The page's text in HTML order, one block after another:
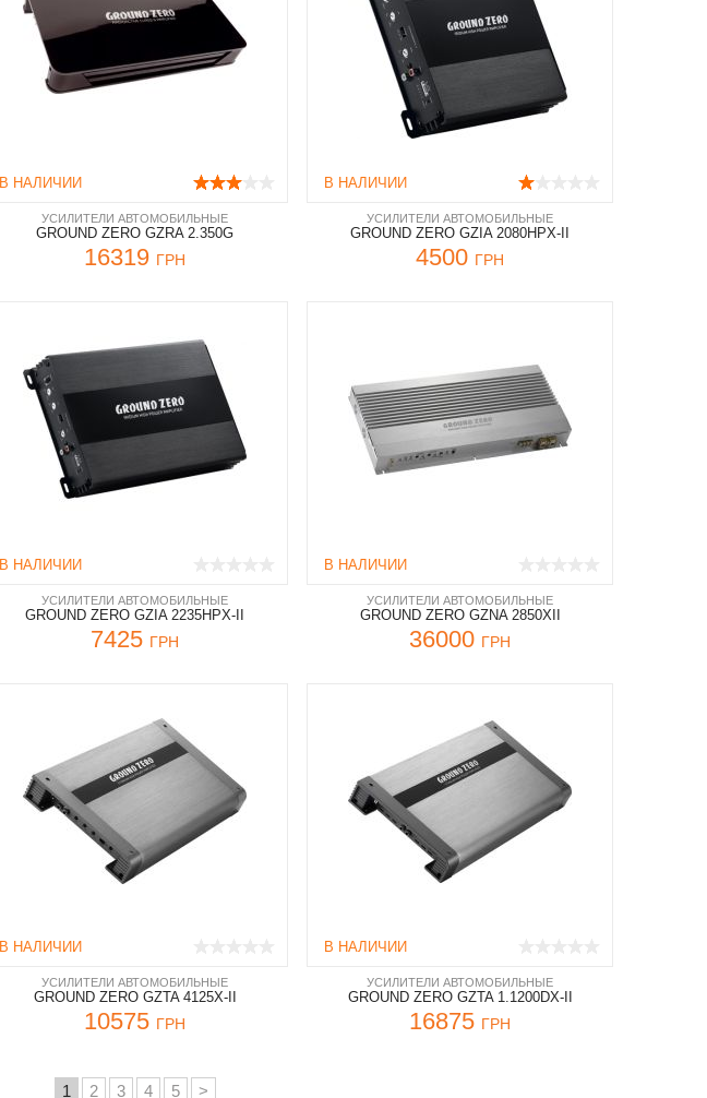
В НАЛИЧИИ
УСИЛИТЕЛИ АВТОМОБИЛЬНЫЕ
GROUND ZERO GZRA 2.350G
16319 ГРН
В НАЛИЧИИ
УСИЛИТЕЛИ АВТОМОБИЛЬНЫЕ
GROUND ZERO GZIA 2080HPX-II
4500 ГРН
В НАЛИЧИИ
УСИЛИТЕЛИ АВТОМОБИЛЬНЫЕ
GROUND ZERO GZIA 2235HPX-II
7425 ГРН
В НАЛИЧИИ
УСИЛИТЕЛИ АВТОМОБИЛЬНЫЕ
GROUND ZERO GZNA 2850XII
36000 ГРН
В НАЛИЧИИ
УСИЛИТЕЛИ АВТОМОБИЛЬНЫЕ
GROUND ZERO GZTA 4125X-II
10575 ГРН
В НАЛИЧИИ
УСИЛИТЕЛИ АВТОМОБИЛЬНЫЕ
GROUND ZERO GZTA 1.1200DX-II
16875 ГРН
1 2 3 4 5 >